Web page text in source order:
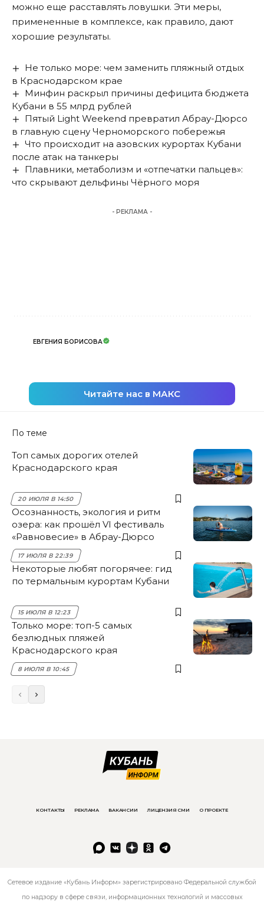
можно еще расставлять ловушки. Эти меры,
примененные в комплексе, как правило, дают
хорошие результаты.
Не только море: чем заменить пляжный отдых
в Краснодарском крае
Минфин раскрыл причины дефицита бюджета
Кубани в 55 млрд рублей
Пятый Light Weekend превратил Абрау-Дюрсо
в главную сцену Черноморского побережья
Что происходит на азовских курортах Кубани
после атак на танкеры
Плавники, метаболизм и «отпечатки пальцев»:
что скрывают дельфины Чёрного моря
- РЕКЛАМА -
ЕВГЕНИЯ БОРИСОВА
Читайте нас в МАКС
По теме
Топ самых дорогих отелей
Краснодарского края
20 ИЮЛЯ В 14:50
Осознанность, экология и ритм
озера: как прошёл VI фестиваль
«Равновесие» в Абрау-Дюрсо
17 ИЮЛЯ В 22:39
Некоторые любят погорячее: гид
по термальным курортам Кубани
15 ИЮЛЯ В 12:23
Только море: топ-5 самых
безлюдных пляжей
Краснодарского края
8 ИЮЛЯ В 10:45
КОНТАКТЫ РЕКЛАМА ВАКАНСИИ ЛИЦЕНЗИЯ СМИ О ПРОЕКТЕ
Сетевое издание «Кубань Информ» зарегистрировано Федеральной службой
по надзору в сфере связи, информационных технологий и массовых